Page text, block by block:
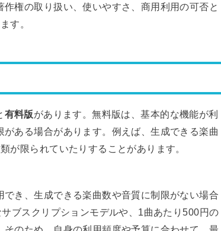
権の取り扱い、使いやすさ、商用利用の可否と
す。
有料版があります。無料版は、基本的な機能が利
ある場合があります。例えば、生成できる楽曲
が限られていたりすることがあります。
き、生成できる楽曲数や音質に制限がない場合
ブスクリプションモデルや、1曲あたり500円の